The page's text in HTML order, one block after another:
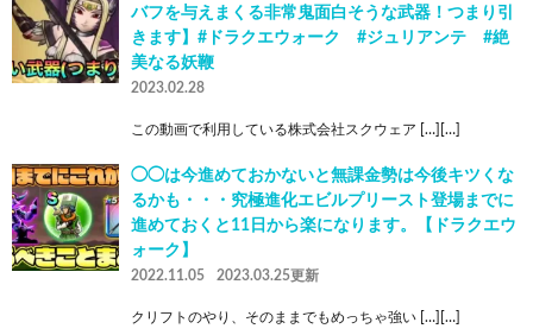
バフを与えまくる非常鬼面白そうな武器！つまり引
きます】#ドラクエウォーク #ジュリアンテ #絶
美なる妖鞭
2023.02.28
この動画で利用している株式会社スクウェア […][…]
◯◯は今進めておかないと無課金勢は今後キツくな
るかも・・・究極進化エビルプリースト登場までに
進めておくと11日から楽になります。【ドラクエウ
ォーク】
2022.11.05 2023.03.25更新
クリフトのやり、そのままでもめっちゃ強い […][…]